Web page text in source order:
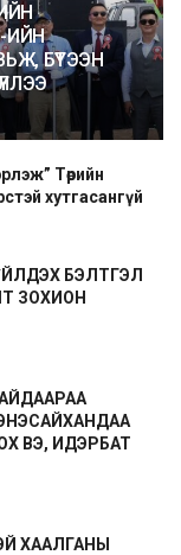
ИЙН
БҮТЭЭН
Төрийн
хутгасангүй
БЭЛТГЭЛ
ЗОХИОН
ВЭ, ИДЭРБАТ
ХААЛГАНЫ